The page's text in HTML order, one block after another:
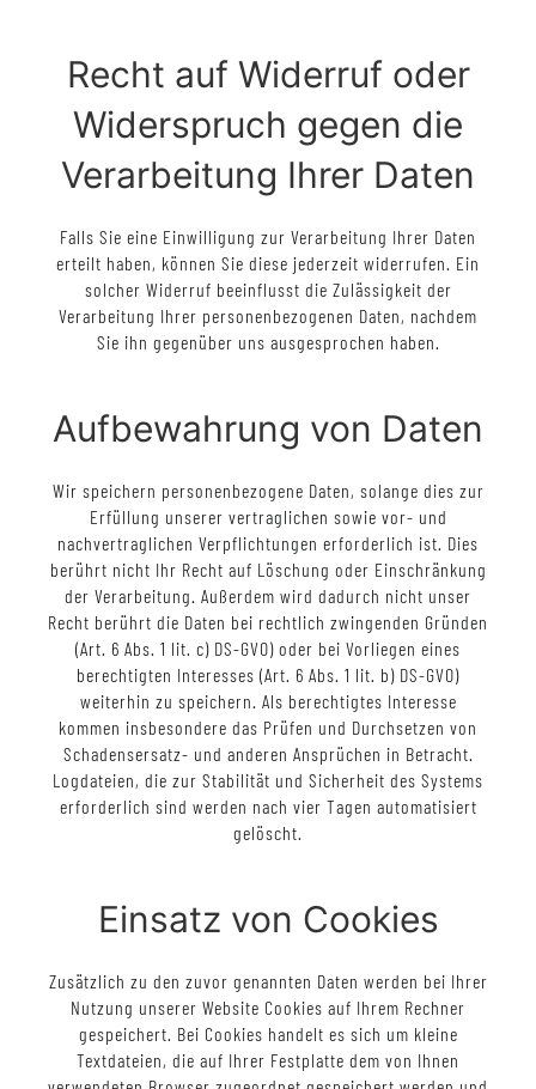
Recht auf Widerruf oder
Widerspruch gegen die
Verarbeitung Ihrer Daten
Falls Sie eine Einwilligung zur Verarbeitung Ihrer Daten
erteilt haben, können Sie diese jederzeit widerrufen. Ein
solcher Widerruf beeinflusst die Zulässigkeit der
Verarbeitung Ihrer personenbezogenen Daten, nachdem
Sie ihn gegenüber uns ausgesprochen haben.
Aufbewahrung von Daten
Wir speichern personenbezogene Daten, solange dies zur
Erfüllung unserer vertraglichen sowie vor- und
nachvertraglichen Verpflichtungen erforderlich ist. Dies
berührt nicht Ihr Recht auf Löschung oder Einschränkung
der Verarbeitung. Außerdem wird dadurch nicht unser
Recht berührt die Daten bei rechtlich zwingenden Gründen
(Art. 6 Abs. 1 lit. c) DS-GVO) oder bei Vorliegen eines
berechtigten Interesses (Art. 6 Abs. 1 lit. b) DS-GVO)
weiterhin zu speichern. Als berechtigtes Interesse
kommen insbesondere das Prüfen und Durchsetzen von
Schadensersatz- und anderen Ansprüchen in Betracht.
Logdateien, die zur Stabilität und Sicherheit des Systems
erforderlich sind werden nach vier Tagen automatisiert
gelöscht.
Einsatz von Cookies
Zusätzlich zu den zuvor genannten Daten werden bei Ihrer
Nutzung unserer Website Cookies auf Ihrem Rechner
gespeichert. Bei Cookies handelt es sich um kleine
Textdateien, die auf Ihrer Festplatte dem von Ihnen